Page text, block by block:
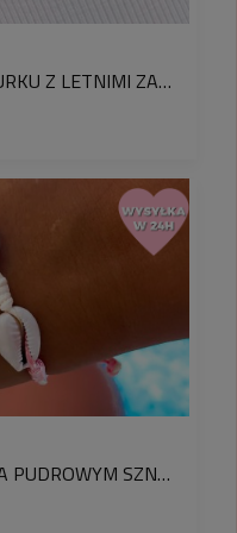
ją nosić osoby
kolor?
–
UV, która
spowodowane
– nie rdzewieje.
CZARNY NASZYJNIK NA SZNURKU Z LETNIMI ZAWIESZKAMI ŻÓŁW MEDALION MODUŁOWY STAL CHIRURGICZNA
BRANSOLETKA MUSZELKI NA PUDROWYM SZNURKU